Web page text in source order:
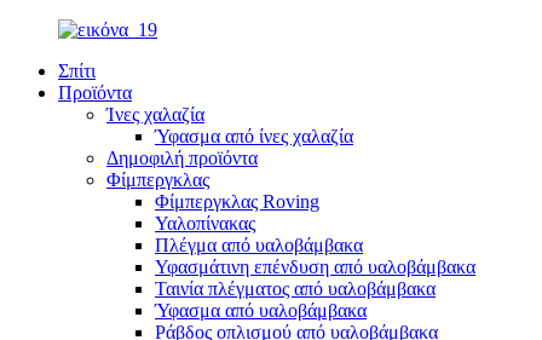
Σπίτι
Προϊόντα
Ίνες χαλαζία
Ύφασμα από ίνες χαλαζία
Δημοφιλή προϊόντα
Φίμπεργκλας
Φίμπεργκλας Roving
Υαλοπίνακας
Πλέγμα από υαλοβάμβακα
Υφασμάτινη επένδυση από υαλοβάμβακα
Ταινία πλέγματος από υαλοβάμβακα
Ύφασμα από υαλοβάμβακα
Ράβδος οπλισμού από υαλοβάμβακα